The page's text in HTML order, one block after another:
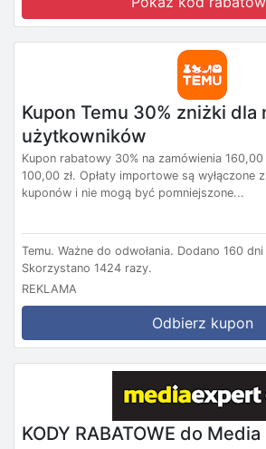
Kupon Temu 30% zniżki dla
użytkowników
Kupon rabatowy 30% na zamówienia
100,00 zł. Opłaty importowe są wyłączone
kuponów i nie mogą być pomniejszone...
Temu. Ważne do odwołania. Dodano 160 dni
Skorzystano 1424 razy.
REKLAMA
Odbierz kupon
KODY RABATOWE do